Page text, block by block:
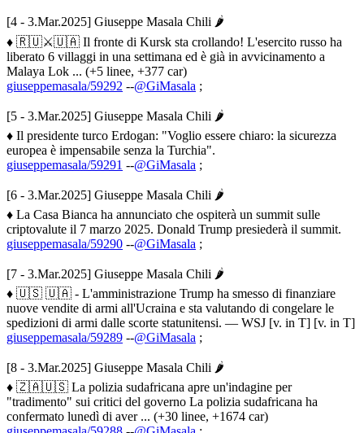
[4 - 3.Mar.2025] Giuseppe Masala Chili 🌶
♦ 🇷🇺⚔️🇺🇦 Il fronte di Kursk sta crollando! L'esercito russo ha
liberato 6 villaggi in una settimana ed è già in avvicinamento a
Malaya Lok ... (+5 linee, +377 car)
giuseppemasala/59292 --@GiMasala ;
[5 - 3.Mar.2025] Giuseppe Masala Chili 🌶
♦ Il presidente turco Erdogan: "Voglio essere chiaro: la sicurezza
europea è impensabile senza la Turchia".
giuseppemasala/59291 --@GiMasala ;
[6 - 3.Mar.2025] Giuseppe Masala Chili 🌶
♦ La Casa Bianca ha annunciato che ospiterà un summit sulle
criptovalute il 7 marzo 2025. Donald Trump presiederà il summit.
giuseppemasala/59290 --@GiMasala ;
[7 - 3.Mar.2025] Giuseppe Masala Chili 🌶
♦ 🇺🇸 🇺🇦 - L'amministrazione Trump ha smesso di finanziare
nuove vendite di armi all'Ucraina e sta valutando di congelare le
spedizioni di armi dalle scorte statunitensi. — WSJ [v. in T] [v. in T]
giuseppemasala/59289 --@GiMasala ;
[8 - 3.Mar.2025] Giuseppe Masala Chili 🌶
♦ 🇿🇦🇺🇸 La polizia sudafricana apre un'indagine per
"tradimento" sui critici del governo La polizia sudafricana ha
confermato lunedì di aver ... (+30 linee, +1674 car)